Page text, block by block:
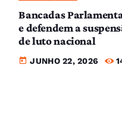
Bancadas
e defendem a
de luto nacional
today JUNHO 22, 2026